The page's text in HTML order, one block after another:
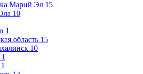
Марий Эл 15
10
1
область 15
10
1
1